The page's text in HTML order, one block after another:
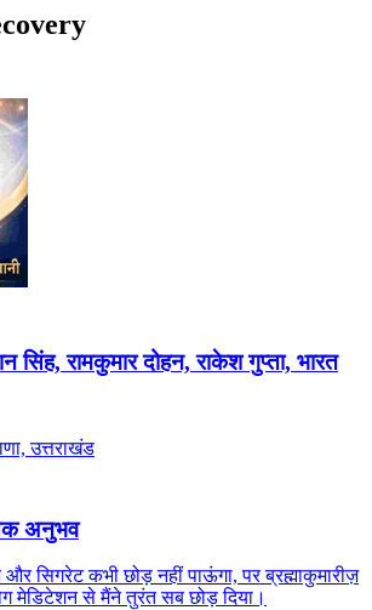
सिंह, रामकुमार दोहन, राकेश गुप्ता, भारत
उत्तराखंड
अनुभव
सिगरेट कभी छोड़ नहीं पाऊंगा, पर ब्रह्माकुमारीज़
मेडिटेशन से मैंने तुरंत सब छोड़ दिया।